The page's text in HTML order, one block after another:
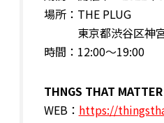
場所：THE PLUG
東京都渋谷区神宮
時間：12:00～19:00
THNGS THAT MATTER
WEB： https://